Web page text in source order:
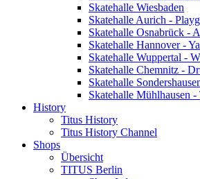
Skatehalle Wiesbaden
Skatehalle Aurich -
Skatehalle Osnabrück -
Skatehalle Hannover -
Skatehalle Wuppertal -
Skatehalle Chemnitz -
Skatehalle
Skatehalle Mühlhausen
History
Titus History
Titus History Channel
Shops
Übersicht
TITUS Berlin